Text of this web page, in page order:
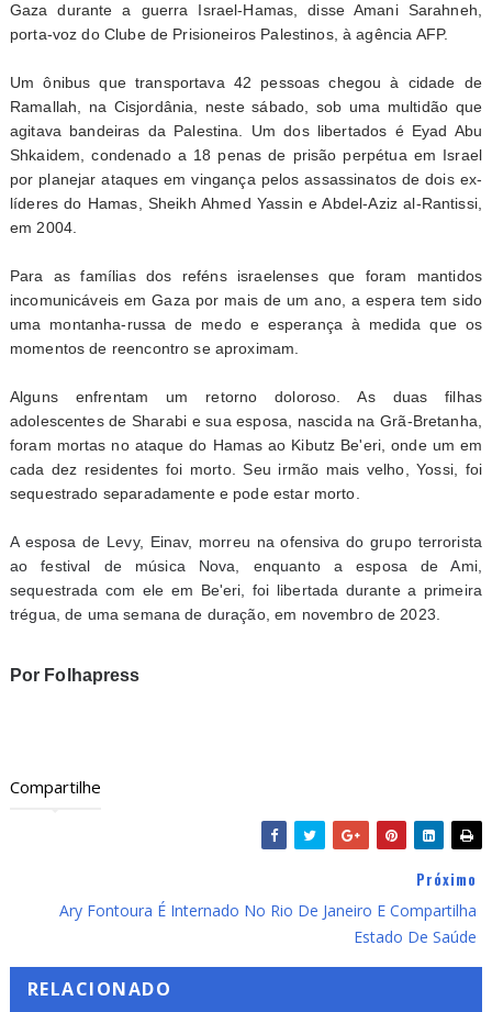
Gaza durante a guerra Israel-Hamas, disse Amani Sarahneh,
porta-voz do Clube de Prisioneiros Palestinos, à agência AFP.
Um ônibus que transportava 42 pessoas chegou à cidade de
Ramallah, na Cisjordânia, neste sábado, sob uma multidão que
agitava bandeiras da Palestina. Um dos libertados é Eyad Abu
Shkaidem, condenado a 18 penas de prisão perpétua em Israel
por planejar ataques em vingança pelos assassinatos de dois ex-
líderes do Hamas, Sheikh Ahmed Yassin e Abdel-Aziz al-Rantissi,
em 2004.
Para as famílias dos reféns israelenses que foram mantidos
incomunicáveis em Gaza por mais de um ano, a espera tem sido
uma montanha-russa de medo e esperança à medida que os
momentos de reencontro se aproximam.
Alguns enfrentam um retorno doloroso. As duas filhas
adolescentes de Sharabi e sua esposa, nascida na Grã-Bretanha,
foram mortas no ataque do Hamas ao Kibutz Be'eri, onde um em
cada dez residentes foi morto. Seu irmão mais velho, Yossi, foi
sequestrado separadamente e pode estar morto.
A esposa de Levy, Einav, morreu na ofensiva do grupo terrorista
ao festival de música Nova, enquanto a esposa de Ami,
sequestrada com ele em Be'eri, foi libertada durante a primeira
trégua, de uma semana de duração, em novembro de 2023.
Por Folhapress
Compartilhe
Próximo
Ary Fontoura É Internado No Rio De Janeiro E Compartilha
Estado De Saúde
RELACIONADO